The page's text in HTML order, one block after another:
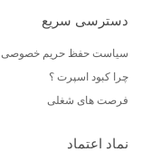
دسترسی سریع
سیاست حفظ حریم خصوصی
چرا کبود اسپرت ؟
فرصت های شغلی
نماد اعتماد